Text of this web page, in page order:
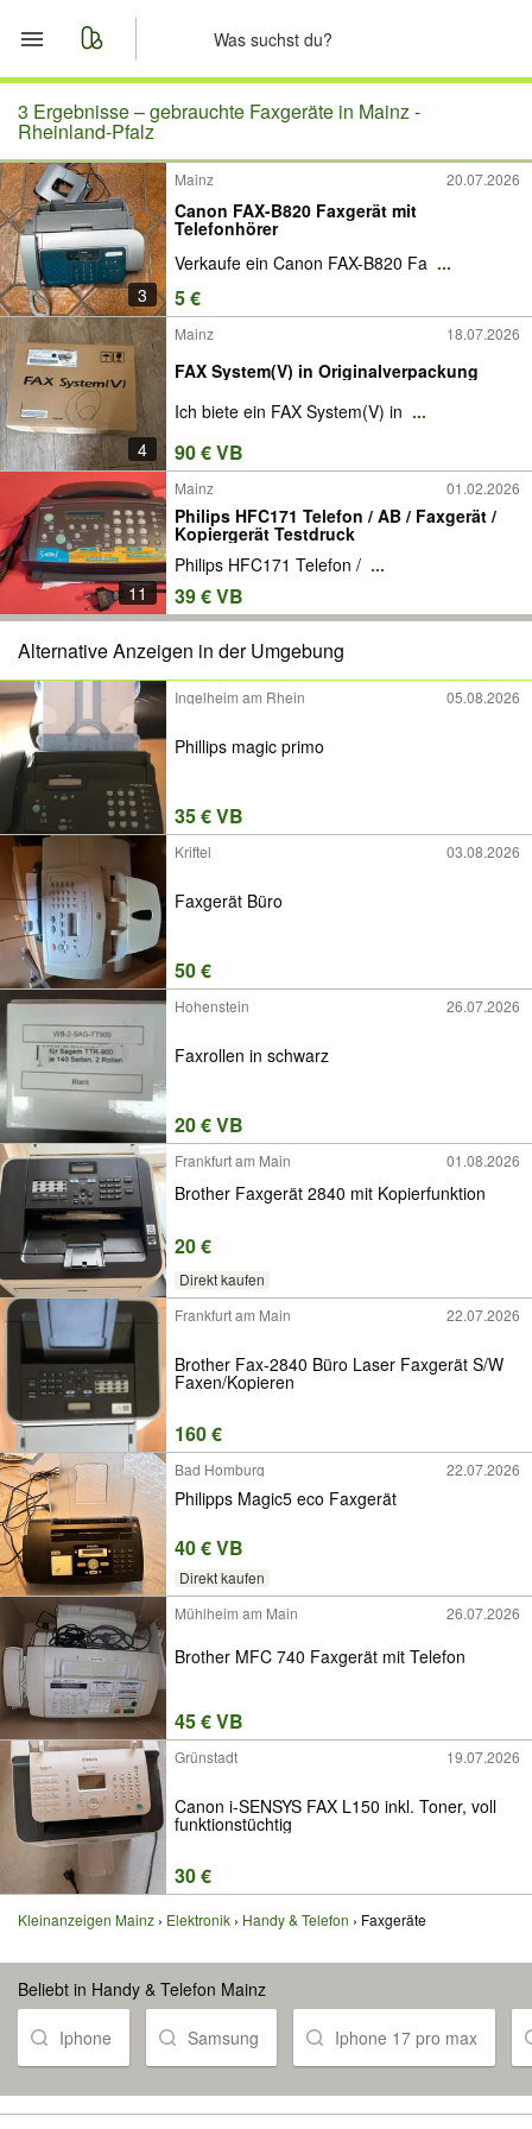
Start
Merkliste
Nachrichten
Anzeige aufgeben
3 Ergebnisse –gebrauchte Faxgeräte in Mainz -
Rheinland-Pfalz
3
Mainz 20.07.2026
Canon FAX-B820 Faxgerät mit
Telefonhörer
Verkaufe ein Canon FAX-B820 Fa ...
5 €
4
Mainz 18.07.2026
FAX System(V) in Originalverpackung
Ich biete ein FAX System(V) in ...
90 € VB
11
Mainz 01.02.2026
Philips HFC171 Telefon / AB / Faxgerät /
Kopiergerät Testdruck
Philips HFC171 Telefon / ...
39 € VB
Alternative Anzeigen in der Umgebung
Ingelheim am Rhein 05.08.2026
Phillips magic primo
35 € VB
Kriftel 03.08.2026
Faxgerät Büro
50 €
Hohenstein 26.07.2026
Faxrollen in schwarz
20 € VB
Frankfurt am Main 01.08.2026
Brother Faxgerät 2840 mit Kopierfunktion
20 €
Direkt kaufen
Frankfurt am Main
22.07.2026
Brother Fax-2840 Büro Laser Faxgerät S/W
Faxen/Kopieren
160 €
Bad Homburg 22.07.2026
Philipps Magic5 eco Faxgerät
40 € VB
Direkt kaufen
Mühlheim am Main
26.07.2026
Brother MFC 740 Faxgerät mit Telefon
45 € VB
Grünstadt 19.07.2026
Canon i-SENSYS FAX L150 inkl. Toner, voll
funktionstüchtig
30 €
Kleinanzeigen Mainz Elektronik Handy & Telefon Faxgeräte
Beliebt in Handy & Telefon Mainz
Iphone Samsung Iphone 17 pro max